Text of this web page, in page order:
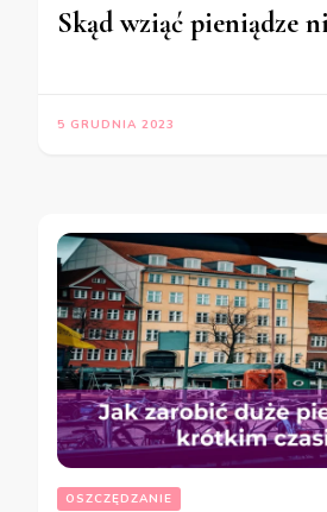
Skąd wziąć pieniądze
5 GRUDNIA 2023
OSZCZĘDZANIE